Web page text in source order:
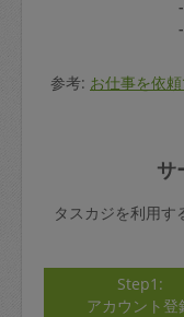
参考: お仕事を依
サ
タスカジを利用す
Step1:
アカウント登